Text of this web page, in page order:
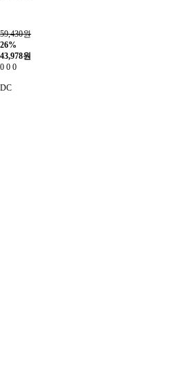
59,430원
26%
43,978원
0 0 0
DC